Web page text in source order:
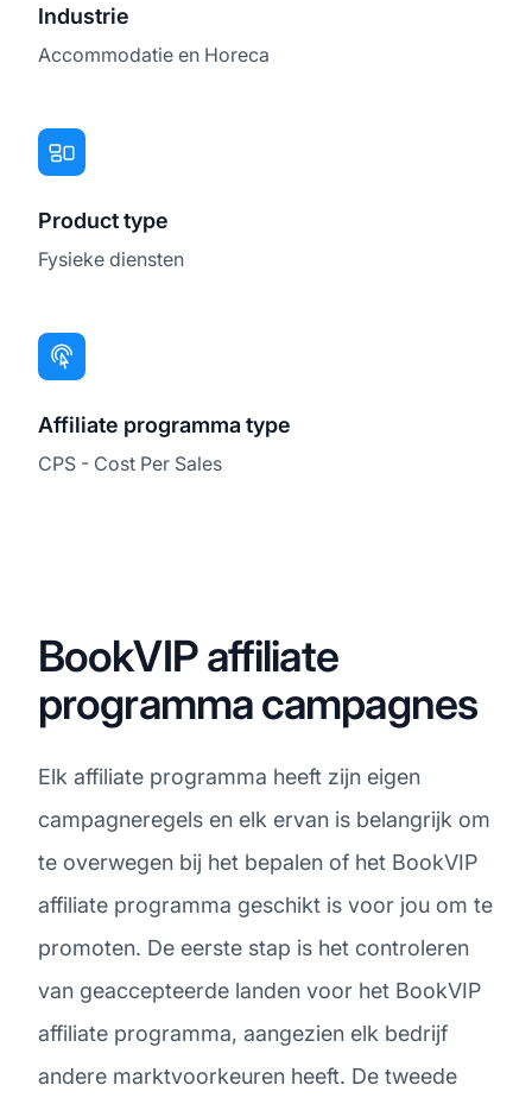
Industrie
Accommodatie en Horeca
Product type
Fysieke diensten
Affiliate programma type
CPS - Cost Per Sales
BookVIP affiliate
programma campagnes
Elk affiliate programma heeft zijn eigen
campagneregels en elk ervan is belangrijk om
te overwegen bij het bepalen of het BookVIP
affiliate programma geschikt is voor jou om te
promoten. De eerste stap is het controleren
van geaccepteerde landen voor het BookVIP
affiliate programma, aangezien elk bedrijf
andere marktvoorkeuren heeft. De tweede